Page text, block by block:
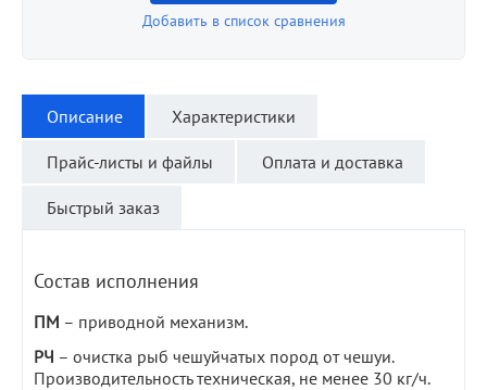
Добавить в список сравнения
Описание Характеристики
Прайс-листы и файлы Оплата и доставка
Быстрый заказ
Состав исполнения
ПМ – приводной механизм.
РЧ – очистка рыб чешуйчатых пород от чешуи.
Производительность техническая, не менее 30 кг/ч.